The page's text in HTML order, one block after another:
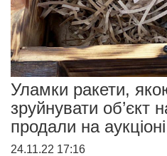
Уламки ракети,
зруйнувати об’єкт
продали на аукціоні
24.11.22 17:16